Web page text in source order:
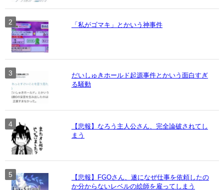
「私がゴマキ」とかいう神事件
だいしゅきホールド起源事件とかいう面白すぎ
る騒動
【悲報】なろう主人公さん、完全論破されてし
まう
【悲報】FGOさん、遂になぜ仕事を依頼したの
か分からないレベルの絵師を雇ってしまう